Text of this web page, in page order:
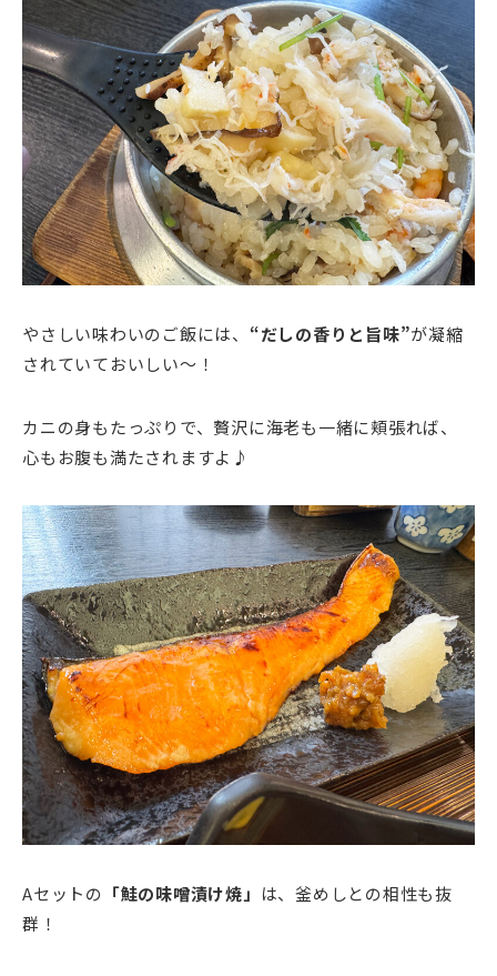
やさしい味わいのご飯には、 “だしの香りと旨味”が凝縮
されていておいしい～！
カニの身もたっぷりで、贅沢に海老も一緒に頬張れば、
心もお腹も満たされますよ♪
Aセットの 「鮭の味噌漬け焼」 は、釜めしとの相性も抜
群！